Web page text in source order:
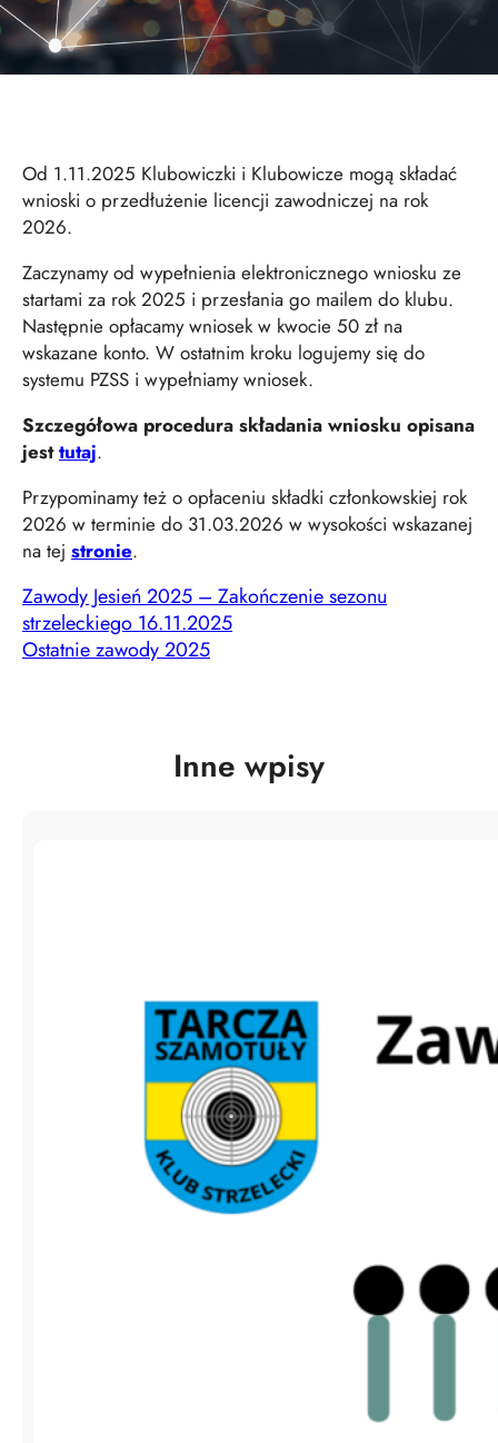
Od 1.11.2025 Klubowiczki i Klubowicze mogą składać
wnioski o przedłużenie licencji zawodniczej na rok
2026.
Zaczynamy od wypełnienia elektronicznego wniosku ze
startami za rok 2025 i przesłania go mailem do klubu.
Następnie opłacamy wniosek w kwocie 50 zł na
wskazane konto. W ostatnim kroku logujemy się do
systemu PZSS i wypełniamy wniosek.
Szczegółowa procedura składania wniosku opisana
jesttutaj.
Przypominamy też o opłaceniu składki członkowskiej rok
2026 w terminie do 31.03.2026 w wysokości wskazanej
na tej stronie.
Zawody Jesień 2025 – Zakończenie sezonu
strzeleckiego 16.11.2025
Ostatnie zawody 2025
Inne wpisy